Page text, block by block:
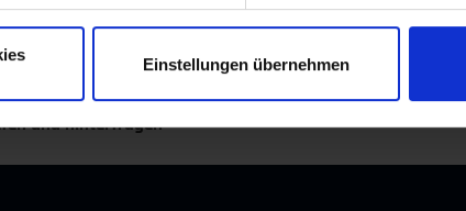
Einstellungen übernehmen
und hinterfragen